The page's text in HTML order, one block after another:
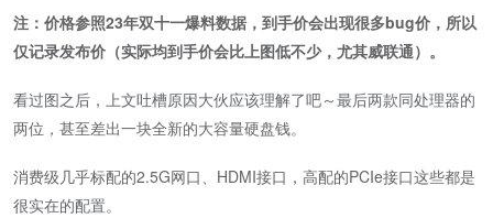
注：价格参照23年双十一爆料数据，到手价会出现很多bug价，所以
仅记录发布价（实际均到手价会比上图低不少，尤其威联通）。
看过图之后，上文吐槽原因大伙应该理解了吧～最后两款同处理器的
两位，甚至差出一块全新的大容量硬盘钱。
消费级几乎标配的2.5G网口、HDMI接口，高配的PCIe接口这些都是
很实在的配置。